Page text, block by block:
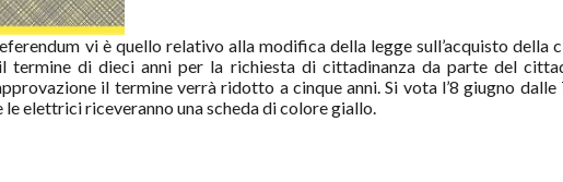
vi è quello relativo alla modifica della legge sull’acquisto della
termine di dieci anni per la richiesta di cittadinanza da parte del
il termine verrà ridotto a cinque anni. Si vota l’8 giugno
elettrici riceveranno una scheda di colore giallo.